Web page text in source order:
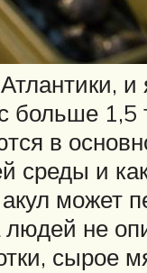
1,5
в
среды и
может
не
сырое